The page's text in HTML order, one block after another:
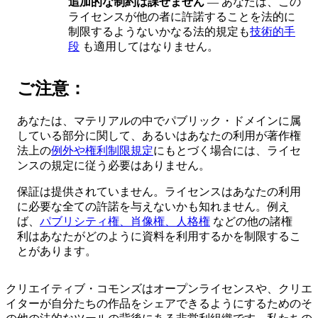
ライセンスが他の者に許諾することを法的に
制限するようないかなる法的規定も技術的手
段 も適用してはなりません。
ご注意：
あなたは、マテリアルの中でパブリック・ドメインに属
している部分に関して、あるいはあなたの利用が著作権
法上の例外や権利制限規定にもとづく場合には、ライセ
ンスの規定に従う必要はありません。
保証は提供されていません。ライセンスはあなたの利用
に必要な全ての許諾を与えないかも知れません。例え
ば、 パブリシティ権、肖像権、人格権 などの他の諸権
利はあなたがどのように資料を利用するかを制限するこ
とがあります。
クリエイティブ・コモンズはオープンライセンスや、クリエ
イターが自分たちの作品をシェアできるようにするためのそ